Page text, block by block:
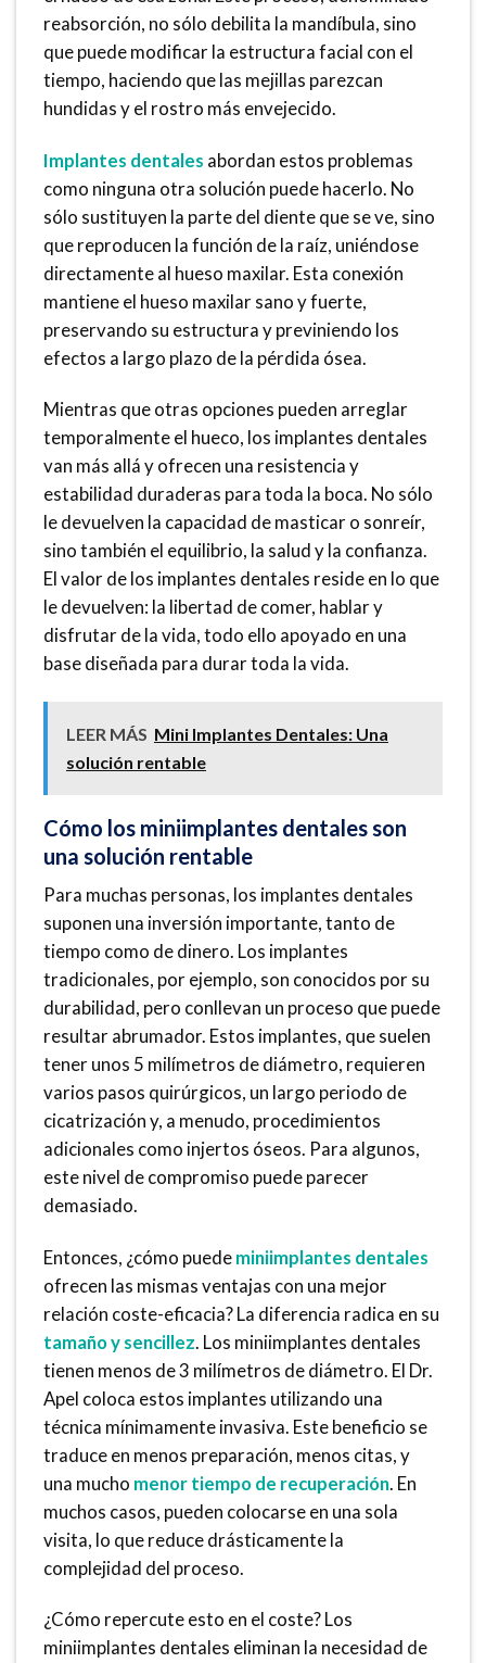
reabsorción, no sólo debilita la mandíbula, sino
que puede modificar la estructura facial con el
tiempo, haciendo que las mejillas parezcan
hundidas y el rostro más envejecido.
Implantes dentales abordan estos problemas
como ninguna otra solución puede hacerlo. No
sólo sustituyen la parte del diente que se ve, sino
que reproducen la función de la raíz, uniéndose
directamente al hueso maxilar. Esta conexión
mantiene el hueso maxilar sano y fuerte,
preservando su estructura y previniendo los
efectos a largo plazo de la pérdida ósea.
Mientras que otras opciones pueden arreglar
temporalmente el hueco, los implantes dentales
van más allá y ofrecen una resistencia y
estabilidad duraderas para toda la boca. No sólo
le devuelven la capacidad de masticar o sonreír,
sino también el equilibrio, la salud y la confianza.
El valor de los implantes dentales reside en lo que
le devuelven: la libertad de comer, hablar y
disfrutar de la vida, todo ello apoyado en una
base diseñada para durar toda la vida.
LEER MÁS Mini Implantes Dentales: Una
solución rentable
Cómo los miniimplantes dentales son
una solución rentable
Para muchas personas, los implantes dentales
suponen una inversión importante, tanto de
tiempo como de dinero. Los implantes
tradicionales, por ejemplo, son conocidos por su
durabilidad, pero conllevan un proceso que puede
resultar abrumador. Estos implantes, que suelen
tener unos 5 milímetros de diámetro, requieren
varios pasos quirúrgicos, un largo periodo de
cicatrización y, a menudo, procedimientos
adicionales como injertos óseos. Para algunos,
este nivel de compromiso puede parecer
demasiado.
Entonces, ¿cómo puedeminiimplantes dentales
ofrecen las mismas ventajas con una mejor
relación coste-eficacia? La diferencia radica en su
tamaño y sencillez. Los miniimplantes dentales
tienen menos de 3 milímetros de diámetro. El Dr.
Apel coloca estos implantes utilizando una
técnica mínimamente invasiva. Este beneficio se
traduce en menos preparación, menos citas, y
una mucho menor tiempo de recuperación. En
muchos casos, pueden colocarse en una sola
visita, lo que reduce drásticamente la
complejidad del proceso.
¿Cómo repercute esto en el coste? Los
miniimplantes dentales eliminan la necesidad de